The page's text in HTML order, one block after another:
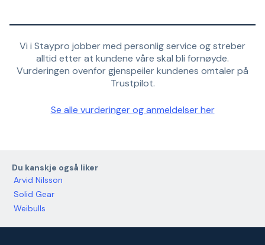
Vi i Staypro jobber med personlig service og streber
alltid etter at kundene våre skal bli fornøyde.
Vurderingen ovenfor gjenspeiler kundenes omtaler på
Trustpilot.
Se alle vurderinger og anmeldelser her
Du kanskje også liker
Arvid Nilsson
Solid Gear
Weibulls